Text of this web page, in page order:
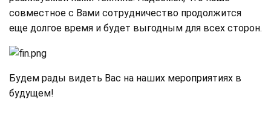
совместное с Вами сотрудничество продолжится
еще долгое время и будет выгодным для всех сторон.
Будем рады видеть Вас на наших мероприятиях в
будущем!